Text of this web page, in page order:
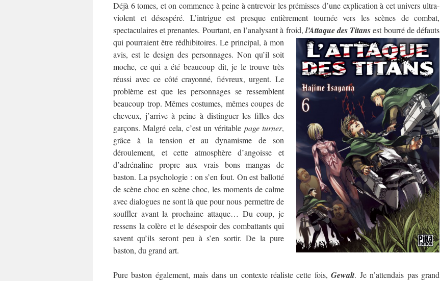
Déjà 6 tomes, et on commence à peine à entrevoir les prémisses d’une explication à cet univers ultra-
violent et désespéré. L’intrigue est presque entièrement tournée vers les scènes de combat,
spectaculaires et prenantes. Pourtant, en l’analysant à froid, l’Attaque des Titansest bourré de défauts
qui pourraient être rédhibitoires. Le principal, à mon
avis, est le design des personnages. Non qu’il soit
moche, ce qui a été beaucoup dit, je le trouve très
réussi avec ce côté crayonné, fiévreux, urgent. Le
problème est que les personnages se ressemblent
beaucoup trop. Mêmes costumes, mêmes coupes de
cheveux, j’arrive à peine à distinguer les filles des
garçons. Malgré cela, c’est un véritable page turner,
grâce à la tension et au dynamisme de son
déroulement, et cette atmosphère d’angoisse et
d’adrénaline propre aux vrais bons mangas de
baston. La psychologie : on s’en fout. On est ballotté
de scène choc en scène choc, les moments de calme
avec dialogues ne sont là que pour nous permettre de
souffler avant la prochaine attaque… Du coup, je
ressens la colère et le désespoir des combattants qui
savent qu’ils seront peu à s’en sortir. De la pure
baston, du grand art.
Pure baston également, mais dans un contexte réaliste cette fois,Gewalt. Je n’attendais pas grand